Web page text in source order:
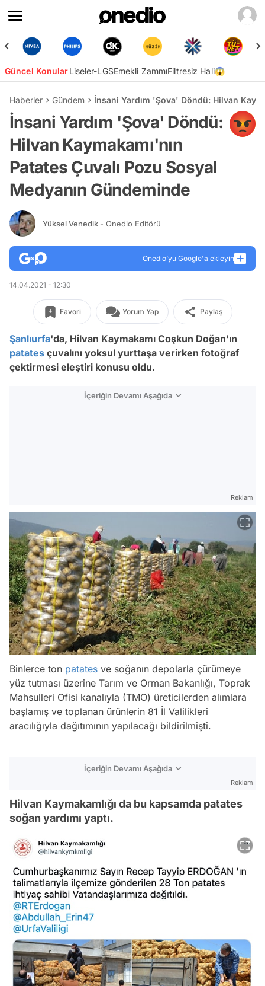
Güncel KonularLiseler-LGSEmekli ZammıFiltresiz Hali😱
Haberler Gündem İnsani Yardım 'Şova' Döndü: Hilvan
İnsani Yardım 'Şova' Döndü:
Hilvan Kaymakamı'nın
Patates Çuvalı Pozu Sosyal
Medyanın Gündeminde
Yüksel Venedik - Onedio Editörü
Onedio’yu Google'a ekleyin
14.04.2021 - 12:30
Favori Yorum Yap Paylaş
Şanlıurfa'da, Hilvan Kaymakamı Coşkun Doğan'ın
patates çuvalını yoksul yurttaşa verirken fotoğraf
çektirmesi eleştiri konusu oldu.
İçeriğin Devamı Aşağıda
Reklam
Binlerce ton patates ve soğanın depolarla çürümeye
yüz tutması üzerine Tarım ve Orman Bakanlığı, Toprak
Mahsulleri Ofisi kanalıyla (TMO) üreticilerden alımlara
başlamış ve toplanan ürünlerin 81 İl Valilikleri
aracılığıyla dağıtımının yapılacağı bildirilmişti.
İçeriğin Devamı Aşağıda
Reklam
Hilvan Kaymakamlığı da bu kapsamda patates
soğan yardımı yaptı.